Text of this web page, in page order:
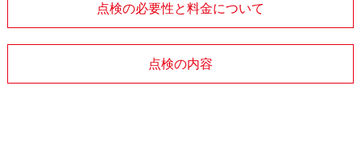
点検の必要性と料金について
点検の内容